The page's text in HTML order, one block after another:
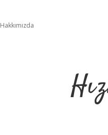
Hakkımızda